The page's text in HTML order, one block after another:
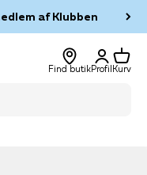
af Klubben
Find butik
Log ind
Profil
Kurv
Kurv